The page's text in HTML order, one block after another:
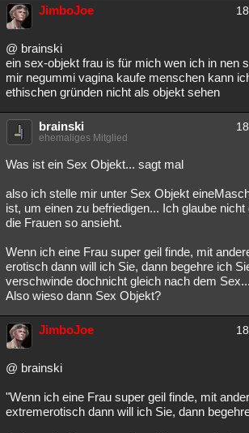
JimboJoe
@ brainski
ein sex-objekt frau is für mich wen ich in nen
mir negummi vagina kaufe menschen kann
ethischen gründen nicht als objekt sehen
brainski
ehemaliges Mitglied
Was ist ein Sex Objekt... sagt mal
also ich stelle mir unter Sex Objekt
ist, um einen zu befriedigen... Ich glaube
die Frauen so ansieht.
Wenn ich eine Frau super geil finde, mit
erotisch dann will ich Sie, dann begehre ich
verschwinde dochnicht gleich nach dem Sex...
Also wieso dann Sex Objekt?
JimboJoe
@ brainski
"Wenn ich eine Frau super geil finde, mit
extremerotisch dann will ich Sie, dann